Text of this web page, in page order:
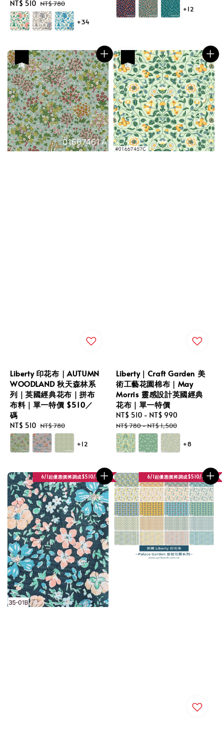
Sale
price
NT$ 510 Regular
price
NT$ 780
+34
+12
Liberty 印花布｜AUTUMN
WOODLAND 秋天森林系
列｜英國經典花布｜拼布
布料｜單一特價 $510／
碼
Sale
price
NT$ 510 Regular
price
NT$ 780
+12
Liberty｜Craft Garden 美
術工藝花園棉布｜May
Morris 靈感設計英國經典
花布｜單一特價
Sale
price
NT$ 510 - NT$ 990
NT$ 780-NT$ 1,500
+8
6/1起優惠價將調成$510/碼 6/1起優惠價將調成$510/碼